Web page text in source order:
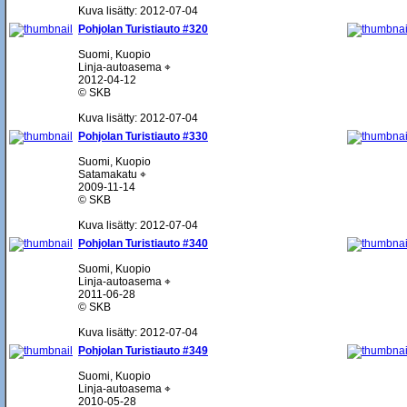
Kuva lisätty: 2012-07-04
Pohjolan Turistiauto #320
Suomi, Kuopio
Linja-autoasema ⌖
2012-04-12
© SKB
Kuva lisätty: 2012-07-04
Pohjolan Turistiauto #330
Suomi, Kuopio
Satamakatu ⌖
2009-11-14
© SKB
Kuva lisätty: 2012-07-04
Pohjolan Turistiauto #340
Suomi, Kuopio
Linja-autoasema ⌖
2011-06-28
© SKB
Kuva lisätty: 2012-07-04
Pohjolan Turistiauto #349
Suomi, Kuopio
Linja-autoasema ⌖
2010-05-28